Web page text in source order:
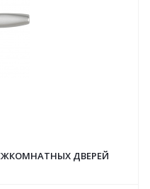
ДВЕРЕЙ